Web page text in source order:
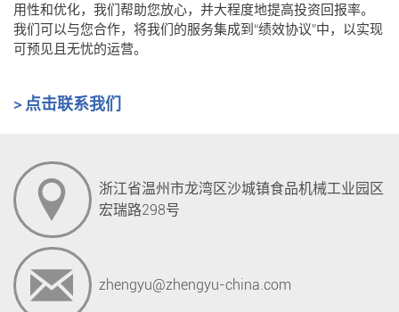
用性和优化，我们帮助您放心，并大程度地提高投资回报率。
我们可以与您合作，将我们的服务集成到“绩效协议”中，以实现
可预见且无忧的运营。
> 点击联系我们
浙江省温州市龙湾区沙城镇食品机械工业园区
宏瑞路298号
zhengyu@zhengyu-china.com